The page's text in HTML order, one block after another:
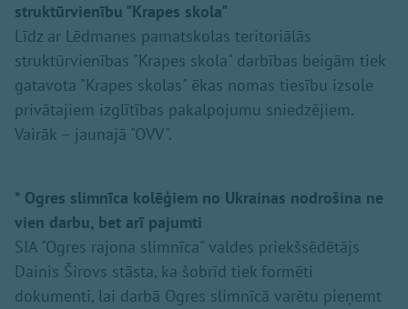
struktūrvienību "Krapes skola"
Līdz ar Lēdmanes pamatskolas teritoriālās
struktūrvienības "Krapes skola" darbības beigām tiek
gatavota "Krapes skolas" ēkas nomas tiesību izsole
privātajiem izglītības pakalpojumu sniedzējiem.
Vairāk – jaunajā "OVV".
* Ogres slimnīca kolēģiem no Ukrainas nodrošina ne
vien darbu, bet arī pajumti
SIA "Ogres rajona slimnīca" valdes priekšsēdētājs
Dainis Širovs stāsta, ka šobrīd tiek formēti
dokumenti, lai darbā Ogres slimnīcā varētu pieņemt